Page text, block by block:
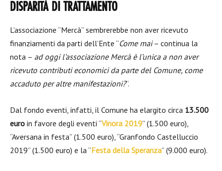
DISPARITÀ DI TRATTAMENTO
L’associazione “Mercà” sembrerebbe non aver ricevuto
finanziamenti da parti dell’Ente “Come mai– continua la
nota – ad oggi l’associazione Mercà è l’unica a non aver
ricevuto contributi economici da parte del Comune, come
accaduto per altre manifestazioni?“.
Dal fondo eventi, infatti, il Comune ha elargito circa 13.500
euro in favore degli eventi “Vinora 2019” (1.500 euro),
“Aversana in festa” (1.500 euro), “Granfondo Castelluccio
2019” (1.500 euro) e la “Festa della Speranza” (9.000 euro).